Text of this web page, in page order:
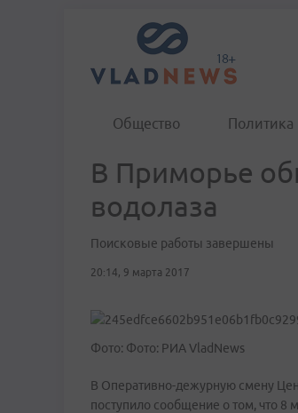
Общество Политика
В Приморье
водолаза
Поисковые работы завершены
20:14, 9 марта 2017
Фото: Фото: РИА VladNews
В Оперативно-дежурную смену
поступило сообщение о том, что 8